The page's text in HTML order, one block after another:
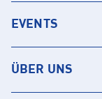
EVENTS
ÜBER UNS